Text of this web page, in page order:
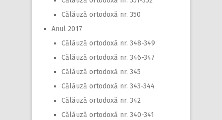
Călăuză ortodoxă nr. 350
Anul 2017
Călăuză ortodoxă nr. 348-349
Călăuză ortodoxă nr. 346-347
Călăuză ortodoxă nr. 345
Călăuză ortodoxă nr. 343-344
Călăuză ortodoxă nr. 342
Călăuză ortodoxă nr. 340-341